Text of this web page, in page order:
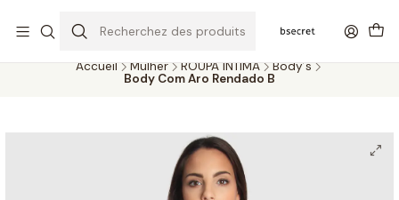
A 5 DIAS
Accueil Mulher ROUPA ÍNTIMA
Body´s
Body Com Aro Rendado B